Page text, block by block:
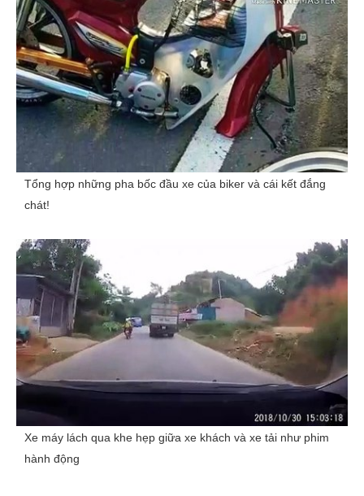
Tổng hợp những pha bốc đầu xe của biker và cái kết đắng
chát!
Xe máy lách qua khe hẹp giữa xe khách và xe tải như phim
hành động